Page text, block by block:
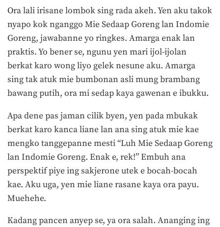
Ora lali irisane lombok sing rada akeh. Yen aku takok
nyapo kok nganggo Mie Sedaap Goreng lan Indomie
Goreng, jawabanne yo ringkes. Amarga enak lan
praktis. Yo bener se, ngunu yen mari ijol-ijolan
berkat karo wong liyo gelek nesune aku. Amarga
sing tak atuk mie bumbonan asli mung brambang
bawang putih, ora mi sedap kaya gawenan e ibukku.
Apa dene pas jaman cilik byen, yen pada mbukak
berkat karo kanca liane lan ana sing atuk mie kae
mengko tanggepanne mesti “Luh Mie Sedaap Goreng
lan Indomie Goreng. Enak e, rek!” Embuh ana
perspektif piye ing sakjerone utek e bocah-bocah
kae. Aku uga, yen mie liane rasane kaya ora payu.
Muehehe.
Kadang pancen anyep se, ya ora salah. Ananging ing